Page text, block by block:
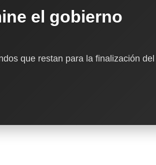
el gobierno
que restan para la finalización del